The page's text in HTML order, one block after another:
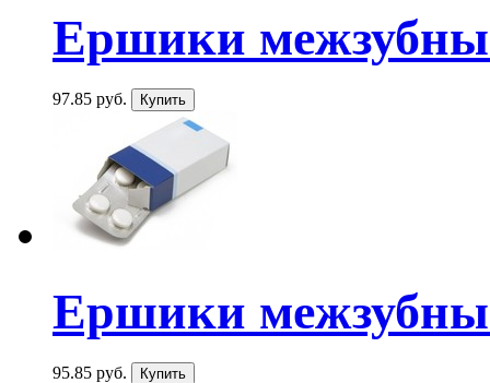
Ершики
97.85 руб.
Ершики
95.85 руб.